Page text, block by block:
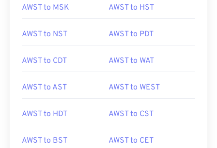
AWST to MSK AWST to HST
AWST to NST AWST to PDT
AWST to CDT AWST to WAT
AWST to AST AWST to WEST
AWST to HDT AWST to CST
AWST to BST AWST to CET